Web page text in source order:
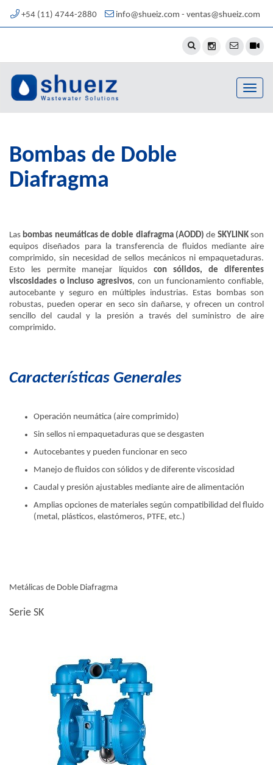
+54 (11) 4744-2880 info@shueiz.com - ventas@shueiz.com
Toggle
Bombas de Doble
Diafragma
Las bombas neumáticas de doble diafragma (AODD) de SKYLINKson
equipos diseñados para la transferencia de fluidos mediante aire
comprimido, sin necesidad de sellos mecánicos ni empaquetaduras.
Esto les permite manejar líquidos con sólidos, de diferentes
viscosidades o incluso agresivos, con un funcionamiento confiable,
autocebante y seguro en múltiples industrias. Estas bombas son
robustas, pueden operar en seco sin dañarse, y ofrecen un control
sencillo del caudal y la presión a través del suministro de aire
comprimido.
Características Generales
Operación neumática (aire comprimido)
Sin sellos ni empaquetaduras que se desgasten
Autocebantes y pueden funcionar en seco
Manejo de fluidos con sólidos y de diferente viscosidad
Caudal y presión ajustables mediante aire de alimentación
Amplias opciones de materiales según compatibilidad del fluido
(metal, plásticos, elastómeros, PTFE, etc.)
Metálicas de Doble Diafragma
Serie SK